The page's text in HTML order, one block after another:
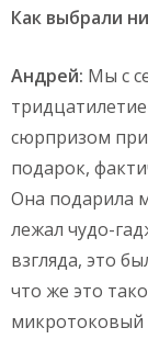
Как выбрали
Андрей: Мы с
сюрпризом
подарок,
Она подарила
лежал чудо-
взгляда, это
что же это
микротоковый